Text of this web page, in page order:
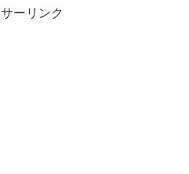
ーリンク